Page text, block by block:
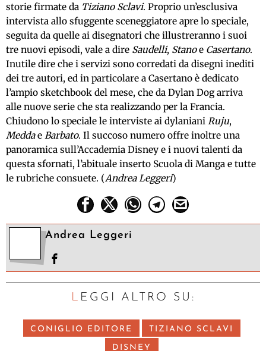
storie firmate da Tiziano Sclavi. Proprio un’esclusiva
intervista allo sfuggente sceneggiatore apre lo speciale,
seguita da quelle ai disegnatori che illustreranno i suoi
tre nuovi episodi, vale a dire Saudelli, Stanoe Casertano.
Inutile dire che i servizi sono corredati da disegni inediti
dei tre autori, ed in particolare a Casertano è dedicato
l’ampio sketchbook del mese, che da Dylan Dog arriva
alle nuove serie che sta realizzando per la Francia.
Chiudono lo speciale le interviste ai dylaniani Ruju,
Meddae Barbato. Il succoso numero offre inoltre una
panoramica sull’Accademia Disney e i nuovi talenti da
questa sfornati, l’abituale inserto Scuola di Manga e tutte
le rubriche consuete. (Andrea Leggeri)
Andrea Leggeri
LEGGI ALTRO SU:
CONIGLIO EDITORE TIZIANO SCLAVI
DISNEY